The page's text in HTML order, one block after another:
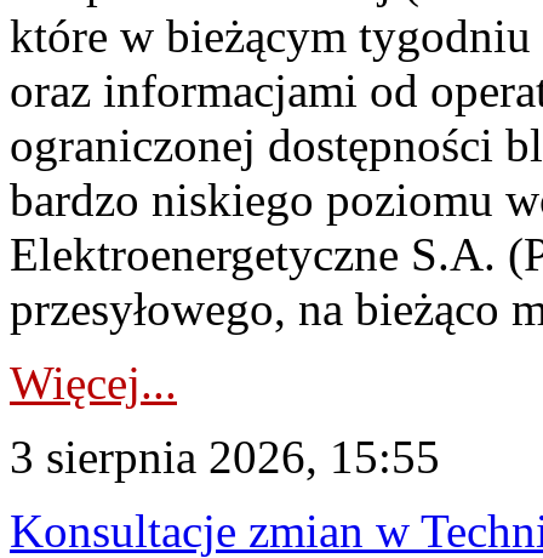
które w bieżącym tygodniu
oraz informacjami od
ograniczonej dostępności
bardzo niskiego poziomu
Elektroenergetyczne S.A.
przesyłowego, na bieżąco
Więcej...
3 sierpnia 2026, 15:55
Konsultacje zmian w